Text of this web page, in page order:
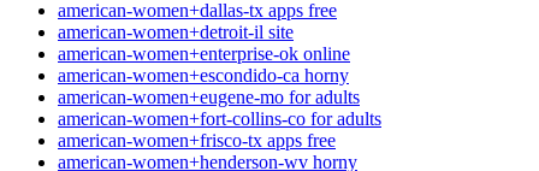
american-women+dallas-tx apps free
american-women+detroit-il site
american-women+enterprise-ok online
american-women+escondido-ca horny
american-women+eugene-mo for adults
american-women+fort-collins-co for adults
american-women+frisco-tx apps free
american-women+henderson-wv horny